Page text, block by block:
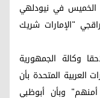
الخميس في نيودلهي
"الإمارات شريك
وكالة الجمهورية
العربية المتحدة بأن
وبأن أبوظبي